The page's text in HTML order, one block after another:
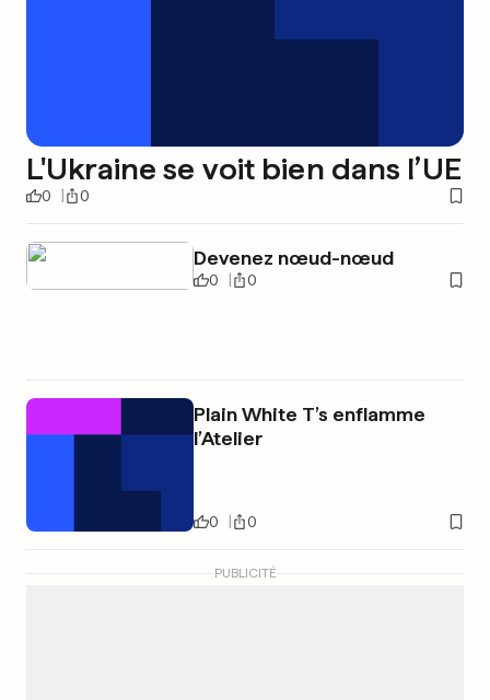
L'Ukraine se voit bien dans l’UE
0 0
Devenez nœud-nœud
0 0
Plain White T’s enflamme
l’Atelier
0 0
PUBLICITÉ